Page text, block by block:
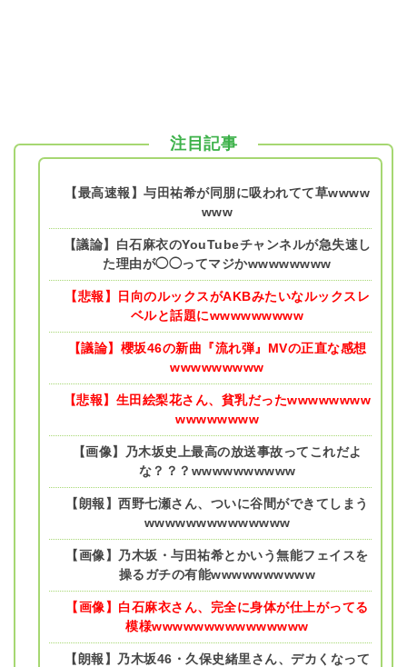
注目記事
【最高速報】与田祐希が同朋に吸われてて草wwww
www
【議論】白石麻衣のYouTubeチャンネルが急失速し
た理由が◯◯ってマジかwwwwwwww
【悲報】日向のルックスがAKBみたいなルックスレ
ベルと話題にwwwwwwwww
【議論】櫻坂46の新曲『流れ弾』MVの正直な感想
wwwwwwwww
【悲報】生田絵梨花さん、貧乳だったwwwwwwww
wwwwwwww
【画像】乃木坂史上最高の放送事故ってこれだよ
な？？？wwwwwwwwww
【朗報】西野七瀬さん、ついに谷間ができてしまう
wwwwwwwwwwwwww
【画像】乃木坂・与田祐希とかいう無能フェイスを
操るガチの有能wwwwwwwwww
【画像】白石麻衣さん、完全に身体が仕上がってる
模様wwwwwwwwwwwwwww
【朗報】乃木坂46・久保史緒里さん、デカくなって